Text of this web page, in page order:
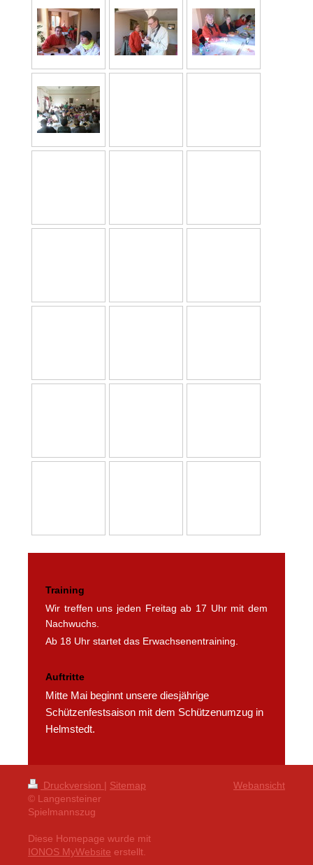
Training
Wir treffen uns jeden Freitag ab 17 Uhr mit dem
Nachwuchs.
Ab 18 Uhr startet das Erwachsenentraining.
Auftritte
Mitte Mai beginnt unsere diesjährige
Schützenfestsaison mit dem Schützenumzug in
Helmstedt.
Druckversion | Sitemap
© Langensteiner
Spielmannszug
Diese Homepage wurde mit
IONOS MyWebsite erstellt.
Webansicht